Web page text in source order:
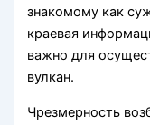
знакомому как
краевая
важно для
вулкан.
Чрезмерность